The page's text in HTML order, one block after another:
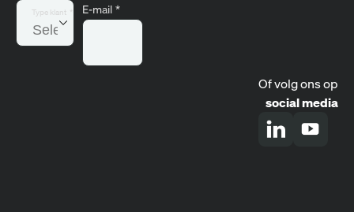
Type klant * E-mail *
Of volg ons op
social media